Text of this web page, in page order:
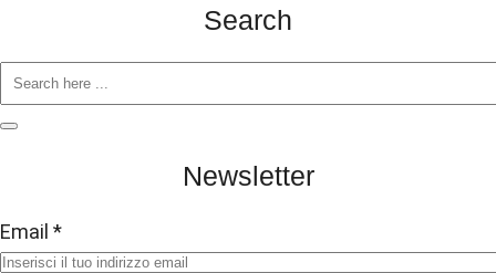
Search
Newsletter
Email *